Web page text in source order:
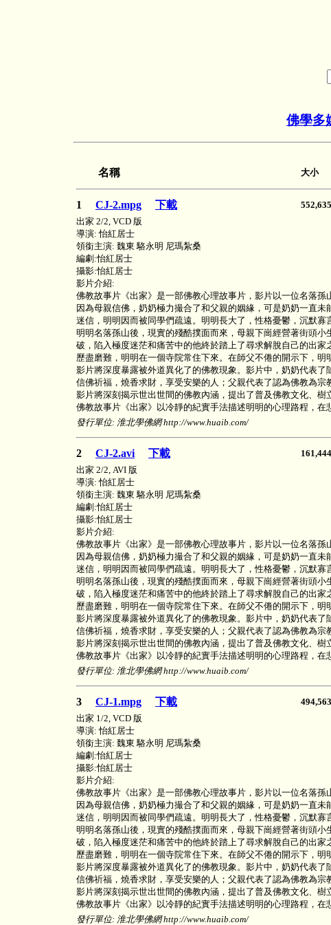
佛學多
名稱 大小
1 CJ-2.mpg 下載
出家 2/2, VCD 版
導演: 怡紅居士
領銜主演: 魏東 駱永明 尼瑪紮桑
編劇:怡紅居士
攝影:怡紅居士
影片介紹:
佛教故事片《出家》是一部佛教心理故事片，影片以一位名落
因為母親信佛，奶奶極力撮合了和父親的姻緣，可是奶奶一直
迷信，明明因而被同學們疏遠。明明長大了，性格憂鬱，沉默寡
明明名落孫山後，現實的殘酷撲面而來，母親下崗經營著街頭
破，陷入極度迷茫和痛苦中的他終於踏上了尋求解脫自己的出家
歷盡磨難，明明在一個寺院常住下來。在師父不倦的開示下，
影片將深度暴露被外道異化了的佛教現象。影片中，奶奶代表
信佛祈福，燒香求財，享受安樂的人；父親代表了認為佛教為
影片將深刻揭示世出世間的佛教內涵，提出了普及佛教文化、樹
佛教故事片《出家》以冷靜的紀實手法描述明明的心理路程，
發行單位: 淮北學佛網 http://www.huaib.com/
2 CJ-2.avi 下載
出家 2/2, AVI 版
導演: 怡紅居士
領銜主演: 魏東 駱永明 尼瑪紮桑
編劇:怡紅居士
攝影:怡紅居士
影片介紹:
佛教故事片《出家》是一部佛教心理故事片，影片以一位名落
因為母親信佛，奶奶極力撮合了和父親的姻緣，可是奶奶一直
迷信，明明因而被同學們疏遠。明明長大了，性格憂鬱，沉默寡
明明名落孫山後，現實的殘酷撲面而來，母親下崗經營著街頭
破，陷入極度迷茫和痛苦中的他終於踏上了尋求解脫自己的出家
歷盡磨難，明明在一個寺院常住下來。在師父不倦的開示下，
影片將深度暴露被外道異化了的佛教現象。影片中，奶奶代表
信佛祈福，燒香求財，享受安樂的人；父親代表了認為佛教為
影片將深刻揭示世出世間的佛教內涵，提出了普及佛教文化、樹
佛教故事片《出家》以冷靜的紀實手法描述明明的心理路程，
發行單位: 淮北學佛網 http://www.huaib.com/
3 CJ-1.mpg 下載
出家 1/2, VCD 版
導演: 怡紅居士
領銜主演: 魏東 駱永明 尼瑪紮桑
編劇:怡紅居士
攝影:怡紅居士
影片介紹:
佛教故事片《出家》是一部佛教心理故事片，影片以一位名落
因為母親信佛，奶奶極力撮合了和父親的姻緣，可是奶奶一直
迷信，明明因而被同學們疏遠。明明長大了，性格憂鬱，沉默寡
明明名落孫山後，現實的殘酷撲面而來，母親下崗經營著街頭
破，陷入極度迷茫和痛苦中的他終於踏上了尋求解脫自己的出家
歷盡磨難，明明在一個寺院常住下來。在師父不倦的開示下，
影片將深度暴露被外道異化了的佛教現象。影片中，奶奶代表
信佛祈福，燒香求財，享受安樂的人；父親代表了認為佛教為
影片將深刻揭示世出世間的佛教內涵，提出了普及佛教文化、樹
佛教故事片《出家》以冷靜的紀實手法描述明明的心理路程，
發行單位: 淮北學佛網 http://www.huaib.com/